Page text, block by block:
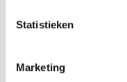
Statistieken
Marketing